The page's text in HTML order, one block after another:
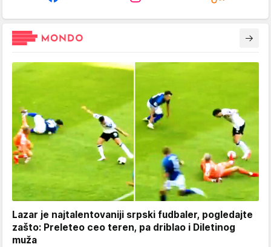
Lazar je najtalentovaniji srpski fudbaler, pogledajte
zašto: Preleteo ceo teren, pa driblao i Diletinog
muža